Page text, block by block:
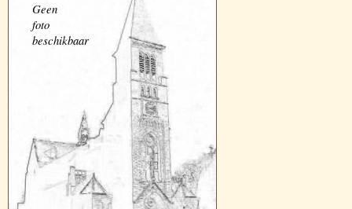
Geen
foto
beschikbaar